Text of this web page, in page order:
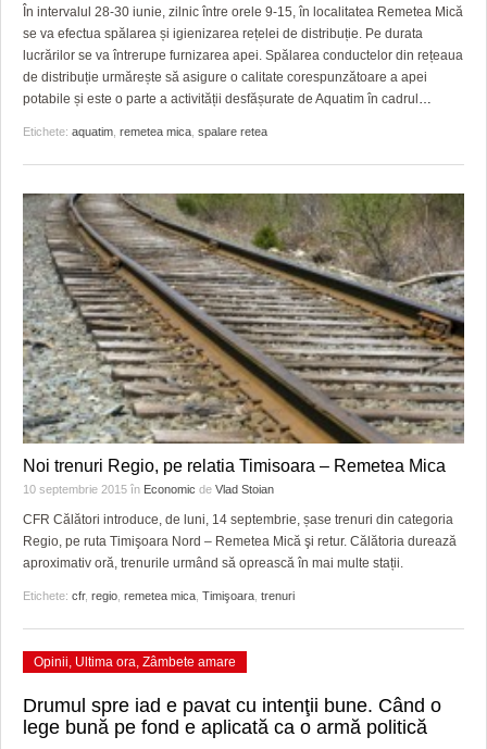
GRĂDINA TAICII DOMNULUI
ZIARISTU’ DE TERASĂ
CU OIŞTEA-N KIERKEGAARD
FINANŢĂRI DE LA A LA Z
CRONICĂ DE FILM
UNDE MERGEM
FILME DOCUMENTARE
CLIPURI VIDEO
ACCIDENTE
ANUNŢURI
INFO SI UTILE
CULTURA
JUSTITIE
FILME DOCUMENTARE
CLIPURI VIDEO
JOCURI ONLINE
DIVERSE
HARTA TIMIŞOAREI
LICEE, ŞCOLI ŞI GRĂDINIŢE DIN TIMIŞ
SFATUL MEDICULUI
SFATURI JURIDICE
În intervalul 28-30 iunie, zilnic între orele 9-15, în localitatea Remetea Mică
se va efectua spălarea și igienizarea rețelei de distribuție. Pe durata
lucrărilor se va întrerupe furnizarea apei. Spălarea conductelor din rețeaua
de distribuție urmărește să asigure o calitate corespunzătoare a apei
potabile și este o parte a activității desfășurate de Aquatim în cadrul …
Etichete: aquatim remetea mica spalare retea
Noi trenuri Regio, pe relatia Timisoara – Remetea Mica
10 septembrie 2015 în Economic de Vlad Stoian
CFR Călători introduce, de luni, 14 septembrie, șase trenuri din categoria
Regio, pe ruta Timişoara Nord – Remetea Mică şi retur. Călătoria durează
aproximativ oră, trenurile urmând să oprească în mai multe stații.
Etichete: cfr, regio remetea mica Timişoara trenuri
Opinii, Ultima ora, Zâmbete amare
Drumul spre iad e pavat cu intenţii bune. Când o
lege bună pe fond e aplicată ca o armă politică